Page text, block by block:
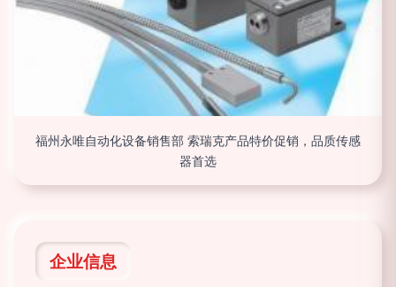
福州永唯自动化设备销售部 索瑞克产品特价促销，品质传感
器首选
企业信息